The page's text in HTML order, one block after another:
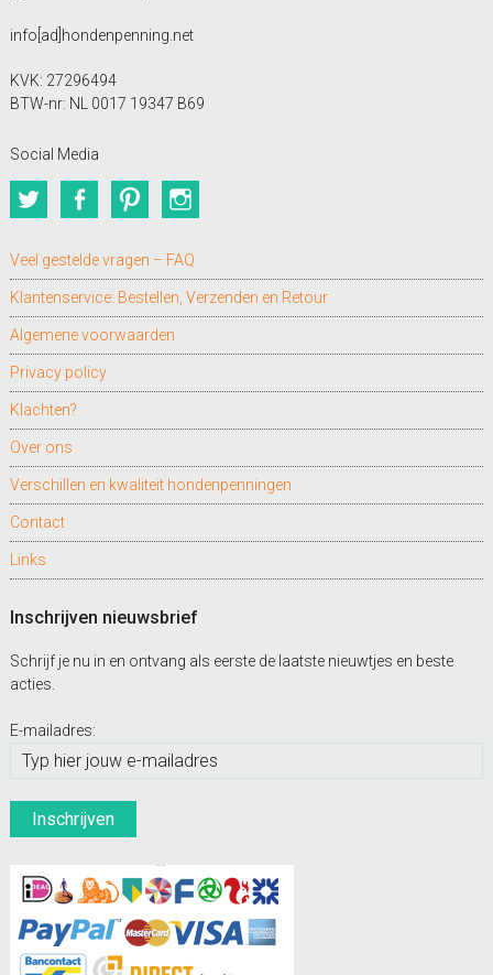
info[ad]hondenpenning.net
KVK: 27296494
BTW-nr: NL 0017 19347 B69
Social Media
TwitterFacebookPinterest
Veel gestelde vragen – FAQ
Klantenservice: Bestellen, Verzenden en Retour
Algemene voorwaarden
Privacy policy
Klachten?
Over ons
Verschillen en kwaliteit hondenpenningen
Contact
Links
Inschrijven nieuwsbrief
Schrijf je nu in en ontvang als eerste de laatste nieuwtjes en beste
acties.
E-mailadres: